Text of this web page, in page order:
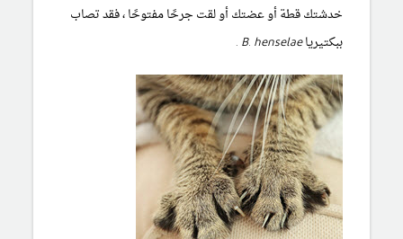
خدشتك قطة أو عضتك أو لقت جرحًا مفتوحًا ، فقد تصاب
ببكتيرياB. henselae
.